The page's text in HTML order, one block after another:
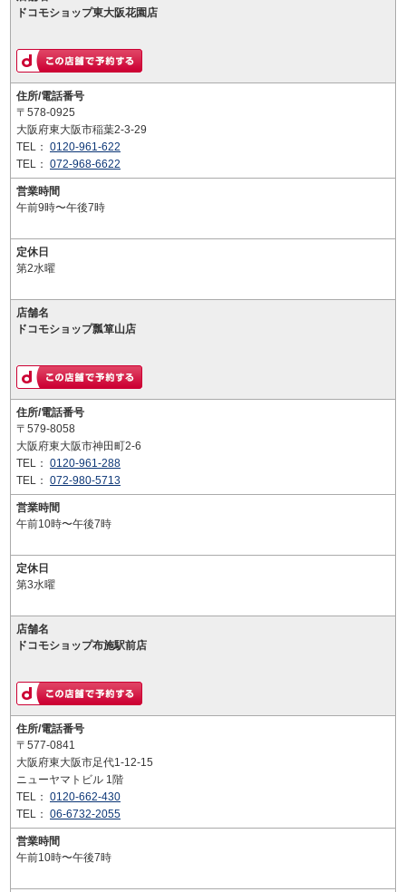
ドコモショップ東大阪花園店
住所/電話番号
〒578-0925
大阪府東大阪市稲葉2-3-29
TEL： 0120-961-622
TEL： 072-968-6622
営業時間
午前9時〜午後7時
定休日
第2水曜
店舗名
ドコモショップ瓢箪山店
住所/電話番号
〒579-8058
大阪府東大阪市神田町2-6
TEL： 0120-961-288
TEL： 072-980-5713
営業時間
午前10時〜午後7時
定休日
第3水曜
店舗名
ドコモショップ布施駅前店
住所/電話番号
〒577-0841
大阪府東大阪市足代1-12-15
ニューヤマトビル 1階
TEL： 0120-662-430
TEL： 06-6732-2055
営業時間
午前10時〜午後7時